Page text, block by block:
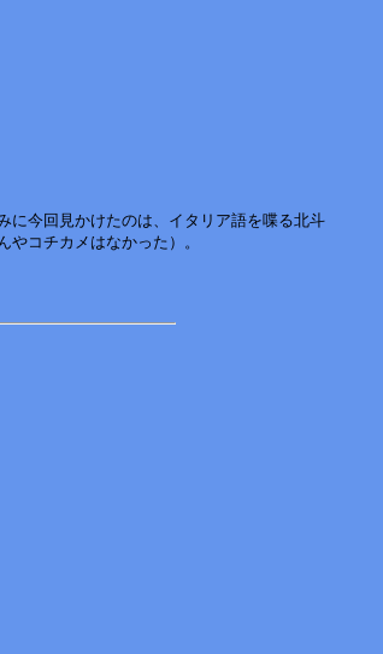
に今回見かけたのは、イタリア語を喋る北斗
コチカメはなかった）。